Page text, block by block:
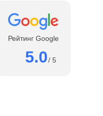
Рейтинг Google
5.0/ 5